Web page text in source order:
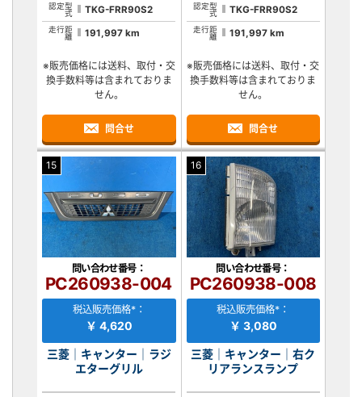
認定型
式
TKG-FRR90S2
走行距
離
191,997 km
※販売価格には送料、取付・交
換手数料等は含まれておりま
せん。
問合せ
認定型
式
TKG-FRR90S2
走行距
離
191,997 km
※販売価格には送料、取付・交
換手数料等は含まれておりま
せん。
問合せ
15
問い合わせ番号：
PC260938-004
税込販売価格*：
￥ 4,620
三菱｜キャンター｜ラジ
エターグリル
16
問い合わせ番号：
PC260938-008
税込販売価格*：
￥ 3,080
三菱｜キャンター｜右ク
リアランスランプ